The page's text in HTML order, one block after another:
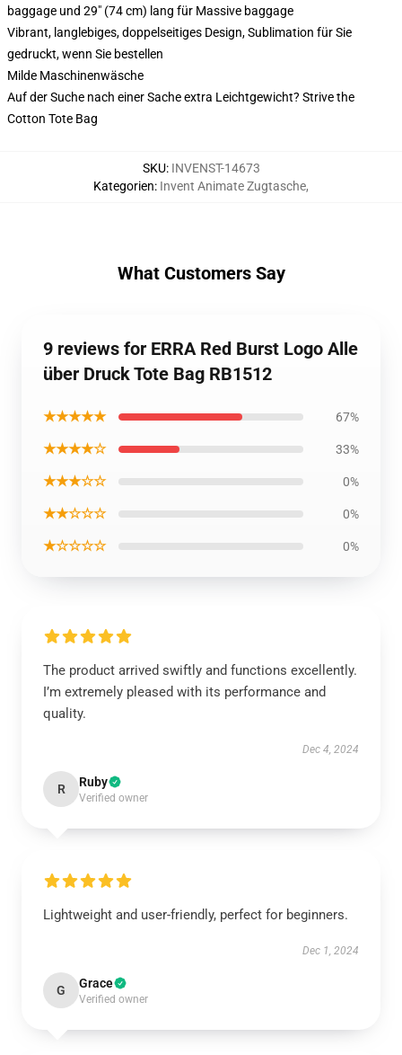
baggage und 29" (74 cm) lang für Massive baggage
Vibrant, langlebiges, doppelseitiges Design, Sublimation für Sie
gedruckt, wenn Sie bestellen
Milde Maschinenwäsche
Auf der Suche nach einer Sache extra Leichtgewicht? Strive the
Cotton Tote Bag
SKU: INVENST-14673
Kategorien: Invent Animate Zugtasche,
What Customers Say
9 reviews for ERRA Red Burst Logo Alle
über Druck Tote Bag RB1512
★★★★★ 67%
★★★★☆ 33%
★★★☆☆ 0%
★★☆☆☆ 0%
★☆☆☆☆ 0%
The product arrived swiftly and functions excellently.
I’m extremely pleased with its performance and
quality.
Dec 4, 2024
R Ruby
Verified owner
Lightweight and user-friendly, perfect for beginners.
Dec 1, 2024
G Grace
Verified owner